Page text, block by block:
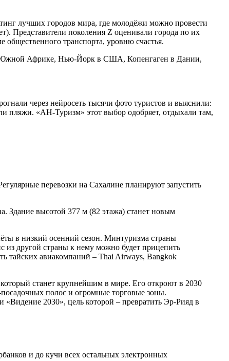
лучших городов мира, где молодёжи можно провести
Представители поколения Z оценивали города по их
транспорта, уровню счастья.
Южной Африке, Нью-Йорк в США, Копенгаген в Дании,
через нейросеть тысячи фото туристов и выяснили:
пляжи. «АН-Туризм» этот выбор одобряет, отдыхали там,
перевозки на Сахалине планируют запустить
Здание высотой 377 м (82 этажа) станет новым
в низкий осенний сезон. Минтуризма страны
из другой страны к нему можно будет прицепить
тайских авиакомпаний – Thai Airways, Bangkok
станет крупнейшим в мире. Его откроют в 2030
полос и огромные торговые зоны.
«Видение 2030», цель которой – превратить Эр-Рияд в
и до кучи всех остальных электронных